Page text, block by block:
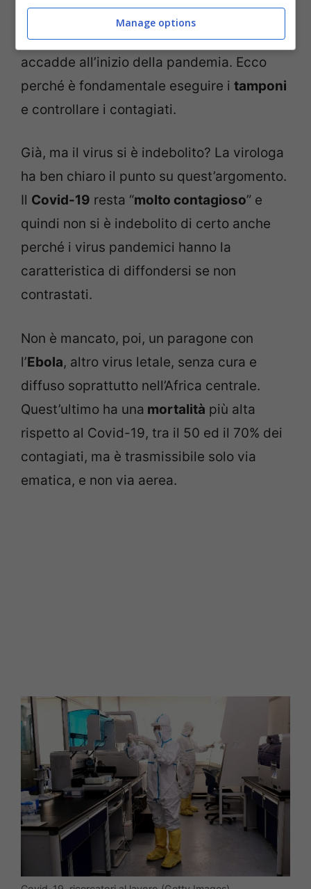
ondata ma è certo prioritario non andare
ad intasare i nosocomi, proprio come
accadde all’inizio della pandemia. Ecco
perché è fondamentale eseguire i tamponi
e controllare i contagiati.
Già, ma il virus si è indebolito? La virologa
ha ben chiaro il punto su quest’argomento.
Il Covid-19 resta “molto contagioso” e
quindi non si è indebolito di certo anche
perché i virus pandemici hanno la
caratteristica di diffondersi se non
contrastati.
Non è mancato, poi, un paragone con
l’Ebola, altro virus letale, senza cura e
diffuso soprattutto nell’Africa centrale.
Quest’ultimo ha una mortalità più alta
rispetto al Covid-19, tra il 50 ed il 70% dei
contagiati, ma è trasmissibile solo via
ematica, e non via aerea.
Manage options